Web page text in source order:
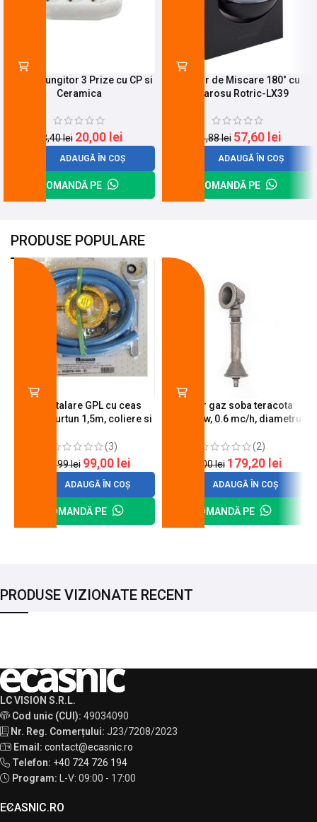
Cap Prelungitor 3 Prize cu CP si
Ceramica
23,40lei 20,00 lei
ADAUGĂ ÎN COȘ
COMANDĂ PE
Senzor de Miscare 180˚ cu
Infrarosu Rotric-LX39
74,88lei 57,60 lei
ADAUGĂ ÎN COȘ
COMANDĂ PE
PRODUSE POPULARE
Kit instalare GPL cu ceas
butelie, furtun 1,5m, coliere si
(3)
120,99lei 99,00 lei
ADAUGĂ ÎN COȘ
COMANDĂ PE
Arzator gaz soba teracota
A600, 6 kw, 0.6 mc/h, diametru
(2)
200,00lei 179,20 lei
ADAUGĂ ÎN COȘ
COMANDĂ PE
PRODUSE VIZIONATE RECENT
LC VISION S.R.L.
Cod unic (CUI): 49034090
Nr. Reg. Comerțului: J23/7208/2023
Email: contact@ecasnic.ro
Telefon: +40 724 726 194
Program:
L-V: 09:00 - 17:00
ECASNIC.RO